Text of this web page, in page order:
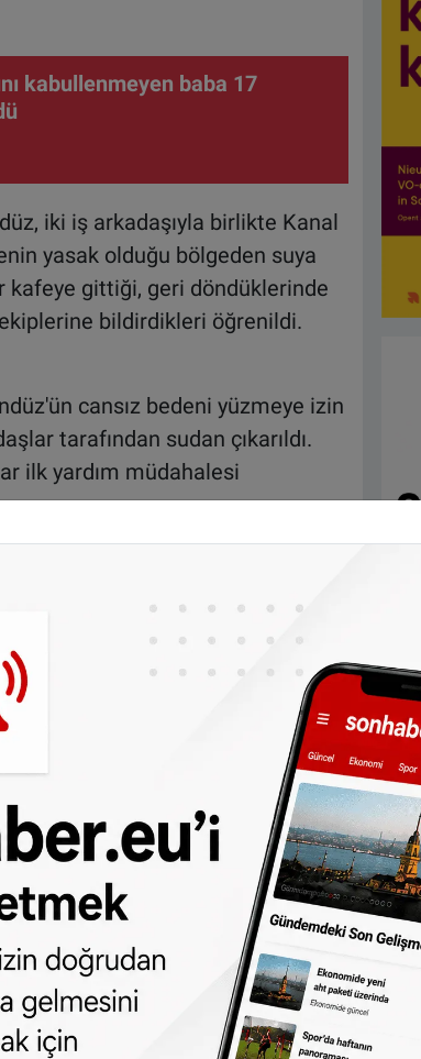
kabullenmeyen baba 17
iki iş arkadaşıyla birlikte Kanal
yasak olduğu bölgeden suya
kafeye gittiği, geri döndüklerinde
bildirdikleri öğrenildi.
cansız bedeni yüzmeye izin
tarafından sudan çıkarıldı.
ilk yardım müdahalesi
kalp masajı ve diğer
genç, sudan çıkarıldıktan
yüzmenin yasak olduğu
ise ölüm nedeninin ve
adli soruşturma başlatıldığını
sosyal medya
rağmen gencin
koşullarını ortaya çıkaracağını
özellikle sıcak hava dalgasının
ve cankurtaran bulunan